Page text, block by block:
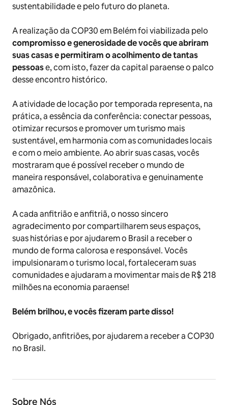
sustentabilidade e pelo futuro do planeta.
A realização da COP30 em Belém foi viabilizada pelo
compromisso e generosidade de vocês que abriram
suas casas e permitiram o acolhimento de tantas
pessoase, com isto, fazer da capital paraense o palco
desse encontro histórico.
A atividade de locação por temporada representa, na
prática, a essência da conferência: conectar pessoas,
otimizar recursos e promover um turismo mais
sustentável, em harmonia com as comunidades locais
e com o meio ambiente. Ao abrir suas casas, vocês
mostraram que é possível receber o mundo de
maneira responsável, colaborativa e genuinamente
amazônica.
A cada anfitrião e anfitriã, o nosso sincero
agradecimento por compartilharem seus espaços,
suas histórias e por ajudarem o Brasil a receber o
mundo de forma calorosa e responsável. Vocês
impulsionaram o turismo local, fortaleceram suas
comunidades e ajudaram a movimentar mais de R$ 218
milhões na economia paraense!
Belém brilhou, e vocês fizeram parte disso!
Obrigado, anfitriões, por ajudarem a receber a COP30
no Brasil.
Sobre Nós